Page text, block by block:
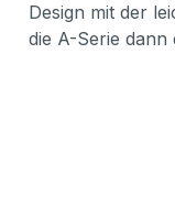
Design mit der
die A-Serie